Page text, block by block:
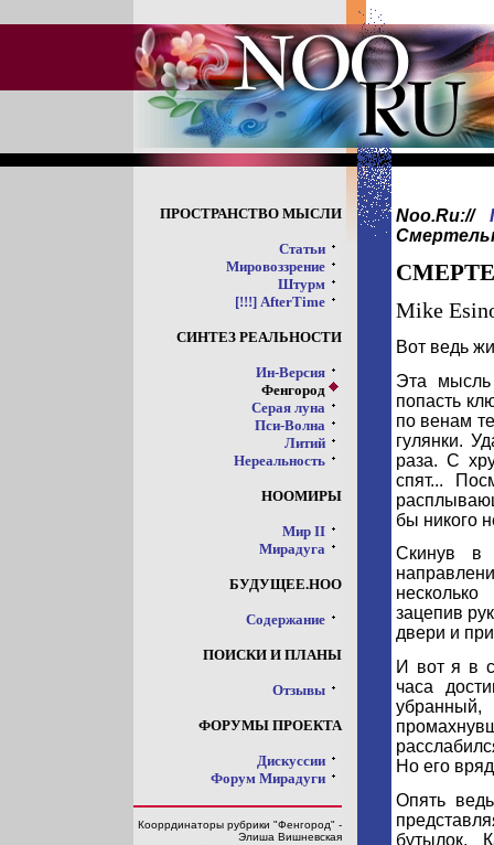
ПРОСТРАНСТВО МЫСЛИ
Статьи
Мировоззрение
Штурм
[!!!] AfterTime
СИНТЕЗ РЕАЛЬНОСТИ
Ин-Версия
Фенгород
Серая луна
Пси-Волна
Литий
Нереальность
НООМИРЫ
Мир II
Мирадуга
БУДУЩЕЕ.НОО
Содержание
ПОИСКИ И ПЛАНЫ
Отзывы
ФОРУМЫ ПРОЕКТА
Дискуссии
Форум Мирадуги
Кооррдинаторы рубрики "Фенгород" -
Элиша Вишневская
Noo.Ru://
Mike
Вот ведь
Эта
попасть
по венам
гулянки.
раза. С
спят...
бы никого
Скинув в
зацепив
двери и
И вот я в
часа
Но его
Опять
бутылок.